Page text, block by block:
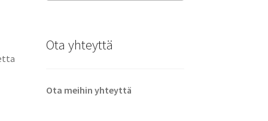
Ota yhteyttä
Ota meihin yhteyttä